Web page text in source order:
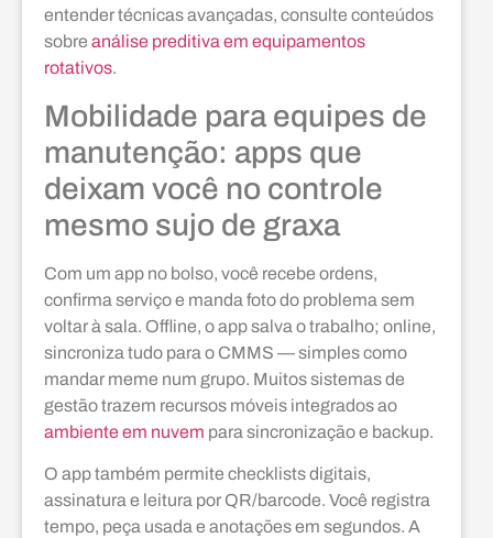
entender técnicas avançadas, consulte conteúdos
sobre análise preditiva em equipamentos
rotativos.
Mobilidade para equipes de
manutenção: apps que
deixam você no controle
mesmo sujo de graxa
Com um app no bolso, você recebe ordens,
confirma serviço e manda foto do problema sem
voltar à sala. Offline, o app salva o trabalho; online,
sincroniza tudo para o CMMS — simples como
mandar meme num grupo. Muitos sistemas de
gestão trazem recursos móveis integrados ao
ambiente em nuvem para sincronização e backup.
O app também permite checklists digitais,
assinatura e leitura por QR/barcode. Você registra
tempo, peça usada e anotações em segundos. A